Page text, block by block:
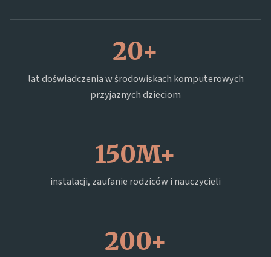
20+
lat doświadczenia w środowiskach komputerowych
przyjaznych dzieciom
150M+
instalacji, zaufanie rodziców i nauczycieli
200+